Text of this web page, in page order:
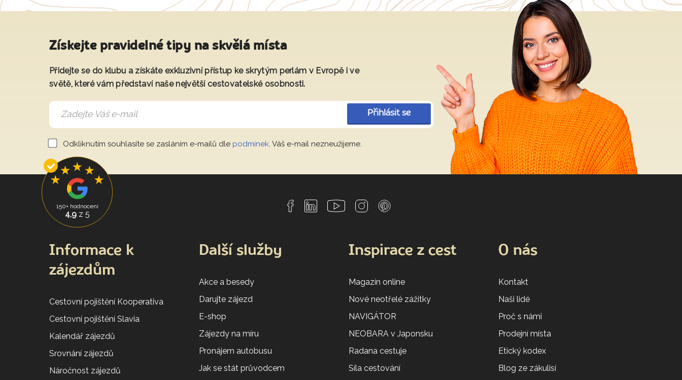
Získejte pravidelné tipy na skvělá místa
Přidejte se do klubu a získáte exkluzivní přístup ke skrytým perlám v Evropě i ve
světě, které vám představí naše největší cestovatelské osobnosti.
Přihlásit se
Odkliknutím souhlasíte se zasláním e-mailů dle podmínek. Váš e-mail nezneužijeme.
150+ hodnocení
4,9z 5
Informace k
zájezdům
Cestovní pojištění Kooperativa
Cestovní pojištění Slavia
Kalendář zájezdů
Srovnání zájezdů
Náročnost zájezdů
Další služby
Akce a besedy
Darujte zájezd
E-shop
Zájezdy na míru
Pronájem autobusu
Jak se stát průvodcem
Inspirace z cest
Magazín online
Nové neotřelé zážitky
NAVIGÁTOR
NEOBARA v Japonsku
Radana cestuje
Síla cestování
O nás
Kontakt
Naši lidé
Proč s námi
Prodejní místa
Etický kodex
Blog ze zákulisí